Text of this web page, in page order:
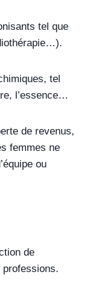
tel que
tel
l’essence…
de revenus,
femmes ne
ou
de